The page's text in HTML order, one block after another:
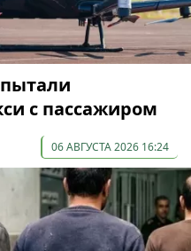
с пассажиром
06 АВГУСТА 2026 16:24